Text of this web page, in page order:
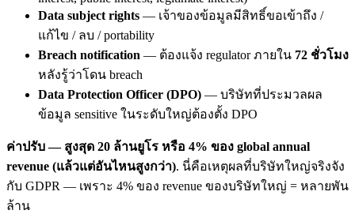
Data subject rights — เจ้าของข้อมูลมีสิทธิ์ขอเข้าถึง /
แก้ไข / ลบ / portability
Breach notification — ต้องแจ้ง regulator ภายใน 72 ชั่วโมง
หลังรู้ว่าโดน breach
Data Protection Officer (DPO) — บริษัทที่ประมวลผล
ข้อมูล sensitive ในระดับใหญ่ต้องตั้ง DPO
ค่าปรับ — สูงสุด 20 ล้านยูโร หรือ 4% ของ global annual
revenue (แล้วแต่อันไหนสูงกว่า). นี่คือเหตุผลที่บริษัทใหญ่จริงจัง
กับ GDPR — เพราะ 4% ของ revenue ของบริษัทใหญ่ = หลายพัน
ล้าน